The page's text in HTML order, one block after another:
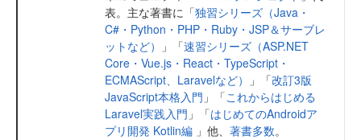
表。主な著書に「独習シリーズ（Java・
C#・Python・PHP・Ruby・JSP＆サーブレ
ットなど）
」「速習シリーズ（ASP.NET
Core・Vue.js・React・TypeScript・
ECMAScript、Laravelなど）
」「改訂3版
JavaScript本格入門 」「これからはじめる
Laravel実践入門 」「はじめてのAndroidア
プリ開発 Kotlin編 」他、 著書多数。